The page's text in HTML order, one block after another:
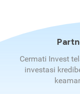
Cermati Invest
investasi